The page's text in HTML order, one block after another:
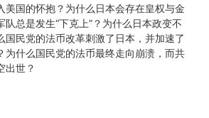
美国的怀抱？为什么日本会存在皇权与金
总是发生“下克上”？为什么日本政变不
国民党的法币改革刺激了日本，并加速了
为什么国民党的法币最终走向崩溃，而共
出世？